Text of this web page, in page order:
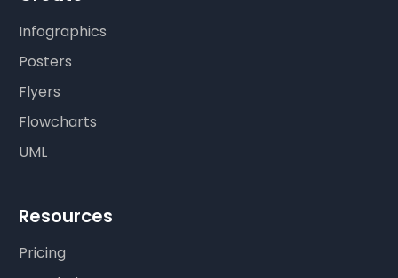
Infographics
Posters
Flyers
Flowcharts
UML
Resources
Pricing